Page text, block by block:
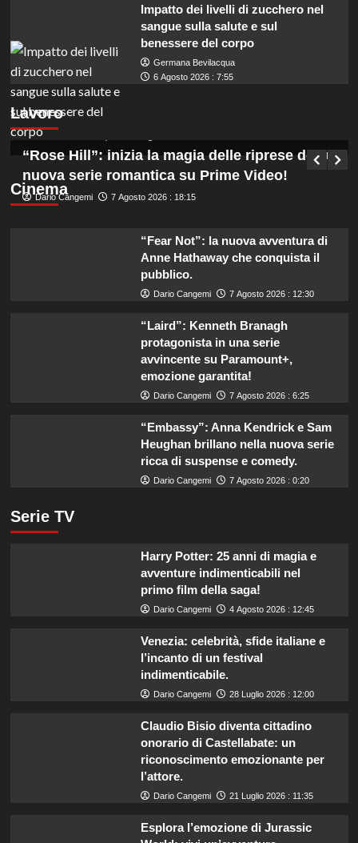
Impatto dei livelli di zucchero nel
sangue sulla salute e sul
benessere del corpo
Germana Bevilacqua
6 Agosto 2026 : 7:55
Lavoro
Mobilità: Opportunità per 64 Assistenti e 123
Funzionari, scopri come candidarti!
Germana Bevilacqua
Cinema
“Rose Hill”: inizia la magia delle riprese della
nuova serie romantica su Prime Video!
Dario Cangemi 7 Agosto 2026 : 18:15
“Fear Not”: la nuova avventura di
Anne Hathaway che conquista il
pubblico.
Dario Cangemi 7 Agosto 2026 : 12:30
“Laird”: Kenneth Branagh
protagonista in una serie
avvincente su Paramount+,
emozione garantita!
Dario Cangemi 7 Agosto 2026 : 6:25
“Embassy”: Anna Kendrick e Sam
Heughan brillano nella nuova serie
ricca di suspense e comedy.
Dario Cangemi 7 Agosto 2026 : 0:20
Serie TV
Harry Potter: 25 anni di magia e
avventure indimenticabili nel
primo film della saga!
Dario Cangemi 4 Agosto 2026 : 12:45
Venezia: celebrità, sfide italiane e
l’incanto di un festival
indimenticabile.
Dario Cangemi 28 Luglio 2026 : 12:00
Claudio Bisio diventa cittadino
onorario di Castellabate: un
riconoscimento emozionante per
l’attore.
Dario Cangemi 21 Luglio 2026 : 11:35
Esplora l’emozione di Jurassic